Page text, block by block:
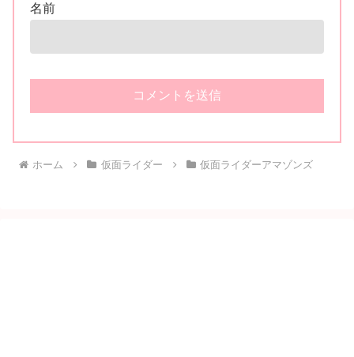
名前
ホーム 仮面ライダー 仮面ライダーアマゾンズ